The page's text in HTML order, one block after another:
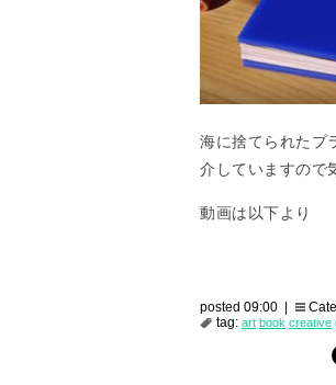
海に捨てられたプ
介していますので
動画は以下より
posted 09:00 |
tag: art book creative